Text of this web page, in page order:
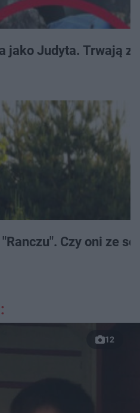
jako Judyta. Trwają
Czy oni ze
12